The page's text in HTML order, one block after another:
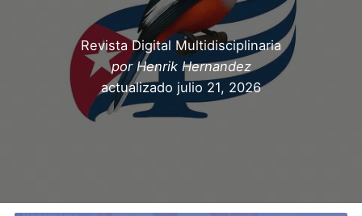
Revista Digital Multidisciplinaria
porHenrik Hernandez
actualizado julio 21, 2026